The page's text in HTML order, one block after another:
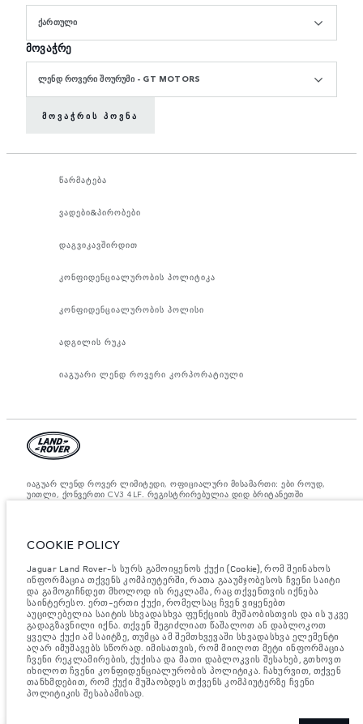
ᲥᲐᲠᲗᲣᲚᲘ
მოვაჭრე
ᲚᲔᲜᲓ ᲠᲝᲕᲔᲠᲘ ᲨᲝᲣᲠᲣᲛᲘ - GT MOTORS
ᲛᲝᲕᲐᲭᲠᲘᲡ ᲞᲝᲕᲜᲐ
წარმატება
ვადები&პირობები
დაგვიკავშირდით
კონფიდენციალურობის პოლიტიკა
კონფიდენციალურობის პოლისი
ადგილის რუკა
იაგუარი ლენდ როვერი კორპორატიული
იაგუარ ლენდ როვერ ლიმიტედი, ოფიციალური მისამართი: ები როუდ,
უითლი, ქონვერთი CV3 4LF. რეგისტრირებულია დიდ ბრიტანეთში
მითითებულია მხოლოდ შედარებითი მიზნისათვის. ვებ გვერდზე
შესაძლებელია იცვლებოდეს ბაზრის მიხედვით და ცვლილება
აუცილებლად მოხდება შეტყობინების შემდეგ. დეტალური ინფორმაციის
მისაღებად, გთხოვთ, მიმართეთ ადგილობრივ დილერს.
მნიშვნელოვანი ინფორმაცია გამოსახულებისა და სპეციფიკაციის
შესახებ.ნახევარგამტარების გლობალური დეფიციტი ამჟამად გავლენას
ახდენს ავტომობილის კონსტრუქციის სპეციფიკაციებზე, მოდელების
ხელმისაწვდომობასა და აწყობის ვადებზე. ეს არის ძალიან დინამიური
სიტუაცია და, შედეგად, ვებსაიტში გამოყენებული გამოსახულება
შეიძლება სრულად არ ასახავდეს ფუნქციების, ოფციების, გაფორმებისა
და ფერის სქემების მიმდინარე სპეციფიკაციებს. გთხოვთ, მიმართოთ
თქვენს დილერს, რომელიც შეძლებს დაადასტუროს თქვენთან არსებული
შეზღუდვები, რომ იყოთ წინასწარ ინფორმირებული
COOKIE POLICY
Jaguar Land Rover-ს სურს გამოიყენოს ქუქი (Cookie), რომ შეინახოს
ინფორმაცია თქვენს კომპიუტერში, რათა გააუმჯობესოს ჩვენი საიტი
და გამოგიჩნდეთ მხოლოდ ის რეკლამა, რაც თქვენთვის იქნება
საინტერესო. ერთ-ერთი ქუქი, რომელსაც ჩვენ ვიყენებთ
აუცილებელია საიტის სხვადასხვა ფუნქციის მუშაობისთვის და ის უკვე
გადაგზავნილი იქნა. თქვენ შეგიძლიათ წაშალოთ ან დაბლოკოთ
ყველა ქუქი ამ საიტზე, თუმცა ამ შემთხვევაში სხვადასხვა ელემენტი
აღარ იმუშავებს სწორად. იმისათვის, რომ მიიღოთ მეტი ინფორმაცია
ჩვენი რეკლამირების, ქუქისა და მათი დაბლოკვის შესახებ, გთხოვთ
იხილოთ ჩვენი კონფიდენციალურობის პოლიტიკა. ჩახურვით, თქვენ
თანხმდებით, რომ ქუქი მუშაობდეს თქვენს კომპიუტერზე ჩვენი
პოლიტიკის შესაბამისად.